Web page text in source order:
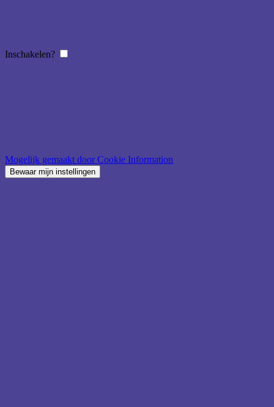
Inschakelen?
Mogelijk gemaakt door Cookie Information
Bewaar mijn instellingen